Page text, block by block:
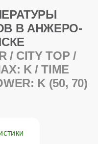
В АНЖЕРО-
/ CITY TOP /
K / TIME
K (50, 70)